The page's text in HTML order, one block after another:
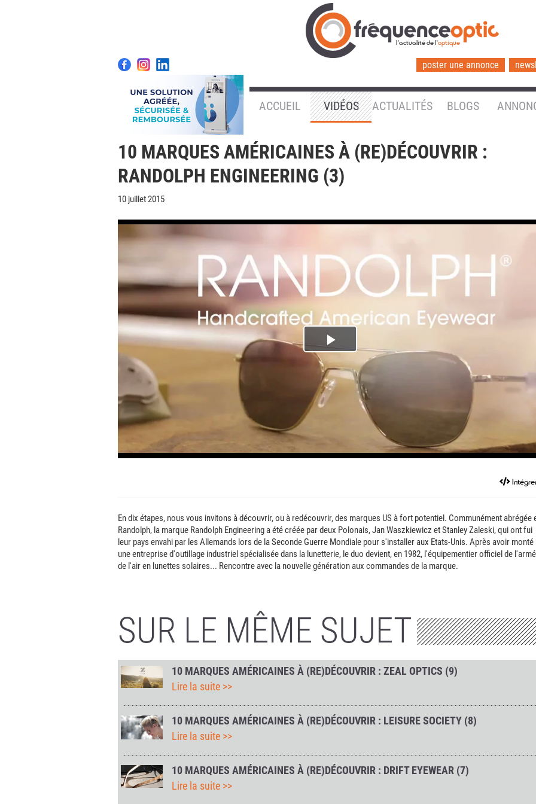
l'actualité de l'optique
poster une annonce
ACCUEIL VIDÉOS ACTUALITÉS BLOGS
10 MARQUES AMÉRICAINES À (RE)DÉCOUVRIR :
RANDOLPH ENGINEERING (3)
10 juillet 2015
Play
Video
En dix étapes, nous vous invitons à découvrir, ou à redécouvrir, des marques US à fort potentiel. Communément abrégée
Randolph, la marque Randolph Engineering a été créée par deux Polonais, Jan Waszkiewicz et Stanley Zaleski, qui ont fui
leur pays envahi par les Allemands lors de la Seconde Guerre Mondiale pour s'installer aux Etats-Unis. Après avoir monté
une entreprise d'outillage industriel spécialisée dans la lunetterie, le duo devient, en 1982, l'équipementier officiel de
de l'air en lunettes solaires... Rencontre avec la nouvelle génération aux commandes de la marque.
SUR LE MÊME SUJET
10 MARQUES AMÉRICAINES À (RE)DÉCOUVRIR : ZEAL OPTICS (9)
Lire la suite >>
10 MARQUES AMÉRICAINES À (RE)DÉCOUVRIR : LEISURE SOCIETY (8)
Lire la suite >>
10 MARQUES AMÉRICAINES À (RE)DÉCOUVRIR : DRIFT EYEWEAR (7)
Lire la suite >>